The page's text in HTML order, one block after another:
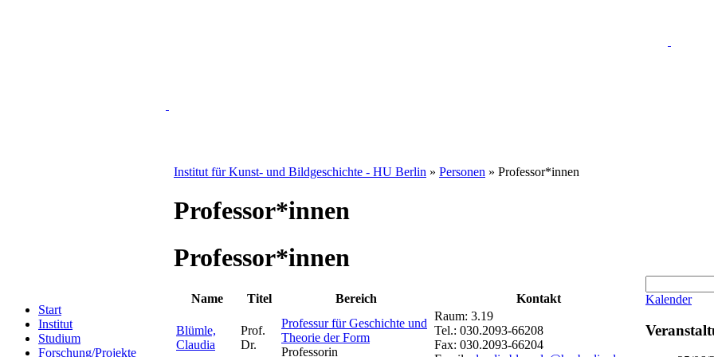
Start
Institut
Studium
Forschung/Projekte
Institut für Kunst- und Bildgeschichte - HU Berlin » Personen » Professor*innen
Professor*innen
Professor*innen
Name Titel Bereich Kontakt
Blümle,
Claudia
Prof.
Dr.
Professur für Geschichte und
Theorie der Form
Professorin
Raum: 3.19
Tel.: 030.2093-66208
Fax: 030.2093-66204
Kalender